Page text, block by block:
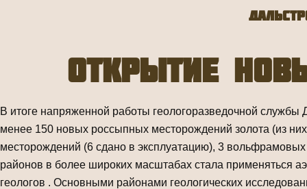
Открытие
В итоге напряженной работы геологоразведочной службы
менее 150 новых россыпных месторождений золота (из
месторождений (6 сдано в эксплуатацию), 3
районов в более широких масштабах стала применяться
геологов . Основными районами геологических